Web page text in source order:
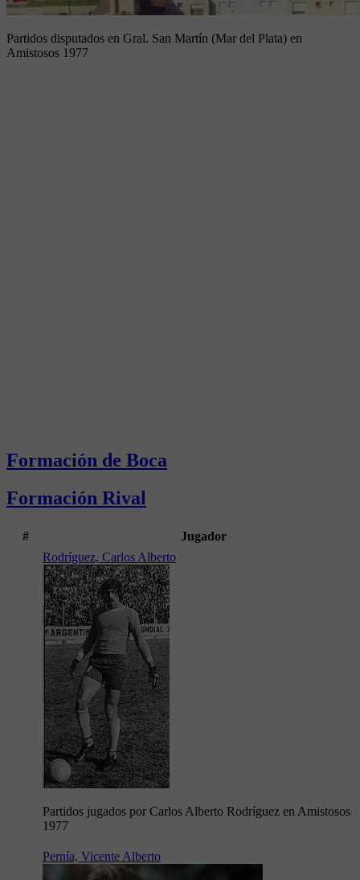
Partidos disputados en Gral. San Martín (Mar del Plata) en
Amistosos 1977
Formación de Boca
Formación Rival
#
Jugador
Rodríguez, Carlos Alberto
Partidos jugados por Carlos Alberto Rodríguez en Amistosos
1977
Pernía, Vicente Alberto